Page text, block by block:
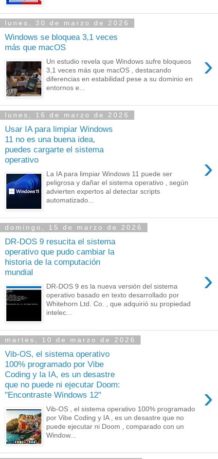
lunes, 30 de marzo de 2026
Windows se bloquea 3,1 veces
más que macOS
›
Un estudio revela que Windows sufre bloqueos
3,1 veces más que macOS , destacando
diferencias en estabilidad pese a su dominio en
entornos e...
lunes, 16 de marzo de 2026
Usar IA para limpiar Windows
11 no es una buena idea,
puedes cargarte el sistema
operativo
›
La IA para limpiar Windows 11 puede ser
peligrosa y dañar el sistema operativo , según
advierten expertos al detectar scripts
automatizado...
domingo, 15 de marzo de 2026
DR-DOS 9 resucita el sistema
operativo que pudo cambiar la
historia de la computación
mundial
›
DR-DOS 9 es la nueva versión del sistema
operativo basado en texto desarrollado por
Whitehorn Ltd. Co. , que adquirió su propiedad
intelec...
martes, 10 de marzo de 2026
Vib-OS, el sistema operativo
100% programado por Vibe
Coding y la IA, es un desastre
que no puede ni ejecutar Doom:
"Encontraste Windows 12"
›
Vib-OS , el sistema operativo 100% programado
por Vibe Coding y IA , es un desastre que no
puede ejecutar ni Doom , comparado con un
Window...